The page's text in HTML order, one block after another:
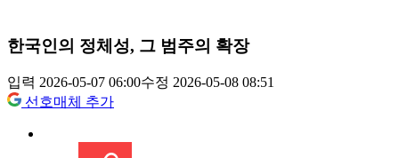
한국인의 정체성, 그 범주의 확장
입력 2026-05-07 06:00수정 2026-05-08 08:51
선호매체 추가